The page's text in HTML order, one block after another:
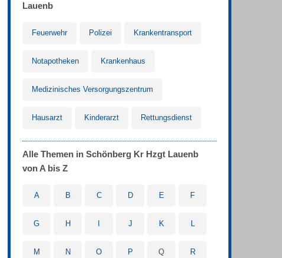
Lauenb
Feuerwehr Polizei Krankentransport
Notapotheken Krankenhaus
Medizinisches Versorgungszentrum
Hausarzt Kinderarzt Rettungsdienst
Alle Themen in Schönberg Kr Hzgt Lauenb
von A bis Z
A B C D E F
G H J K L
M N O P Q R